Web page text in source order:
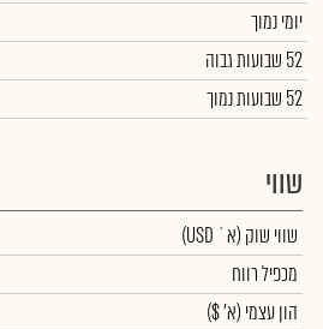
יומי נמוך
52 שבועות גבוה
52 שבועות נמוך
שווי
שווי שוק (א` USD)
מכפיל רווח
הון עצמי (א' $)